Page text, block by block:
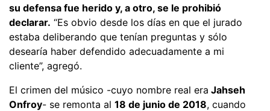
su defensa fue herido y, a otro, se le prohibió
declarar. “Es obvio desde los días en que el jurado
estaba deliberando que tenían preguntas y sólo
desearía haber defendido adecuadamente a mi
cliente”, agregó.
El crimen del músico -cuyo nombre real era Jahseh
Onfroy- se remonta al 18 de junio de 2018, cuando